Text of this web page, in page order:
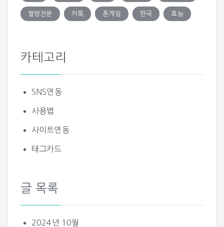
짤방전문 카톡 폰게임 한국 효능
카테고리
SNS연동
사용법
사이트연동
태그카드
글 목록
2024년 10월